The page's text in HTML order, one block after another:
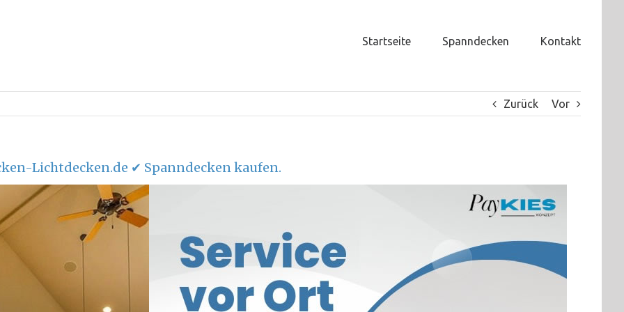
Startseite Spanndecken Kontakt
Zurück Vor
Lichtdecken.de ✔ Spanndecken kaufen.